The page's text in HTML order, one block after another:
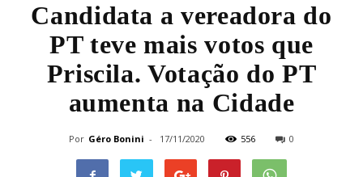
Candidata a vereadora do
PT teve mais votos que
Priscila. Votação do PT
aumenta na Cidade
Por Géro Bonini - 17/11/2020 556 0